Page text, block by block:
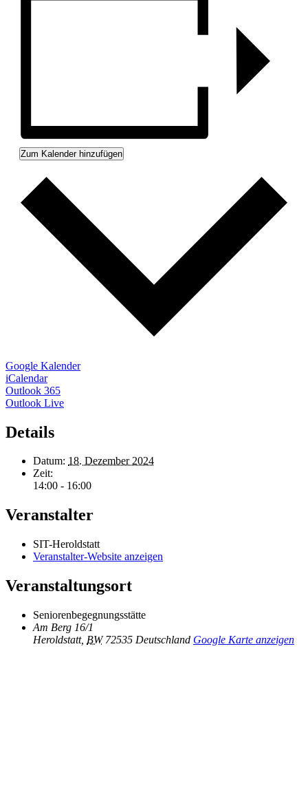
Zum Kalender hinzufügen
Google Kalender
iCalendar
Outlook 365
Outlook Live
Details
Datum: 18. Dezember 2024
Zeit:
14:00 - 16:00
Veranstalter
SIT-Heroldstatt
Veranstalter-Website anzeigen
Veranstaltungsort
Seniorenbegegnungsstätte
Am Berg 16/1
Heroldstatt, BW 72535 Deutschland Google Karte anzeigen